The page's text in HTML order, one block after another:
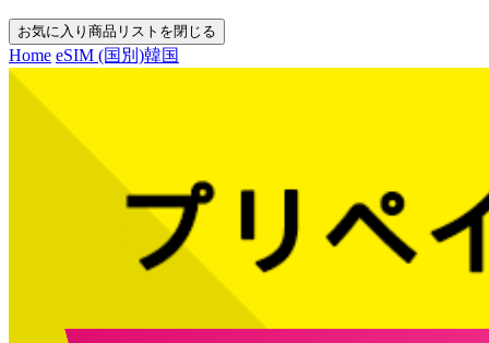
お気に入り商品リストを閉じる
Home eSIM (国別)韓国